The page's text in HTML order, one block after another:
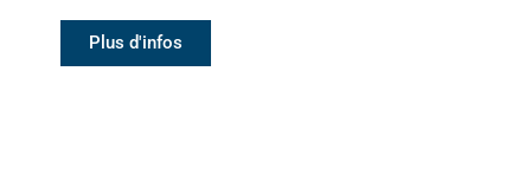
Plus d'infos